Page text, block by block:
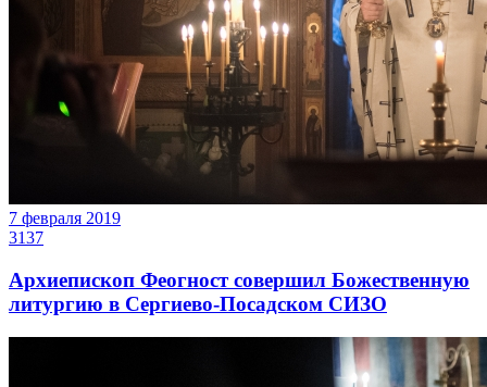
7 февраля 2019
3137
Архиепископ Феогност совершил Божественную
литургию в Сергиево-Посадском СИЗО